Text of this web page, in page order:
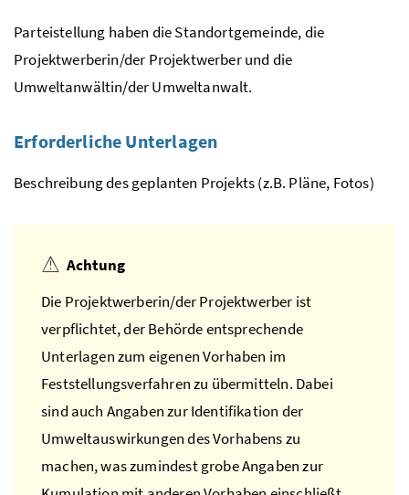
Parteistellung haben die Standortgemeinde, die
Projektwerberin/der Projektwerber und die
Umweltanwältin/der Umweltanwalt.
Erforderliche Unterlagen
Beschreibung des geplanten Projekts (z.B. Pläne, Fotos)
Achtung
Die Projektwerberin/der Projektwerber ist
verpflichtet, der Behörde entsprechende
Unterlagen zum eigenen Vorhaben im
Feststellungsverfahren zu übermitteln. Dabei
sind auch Angaben zur Identifikation der
Umweltauswirkungen des Vorhabens zu
machen, was zumindest grobe Angaben zur